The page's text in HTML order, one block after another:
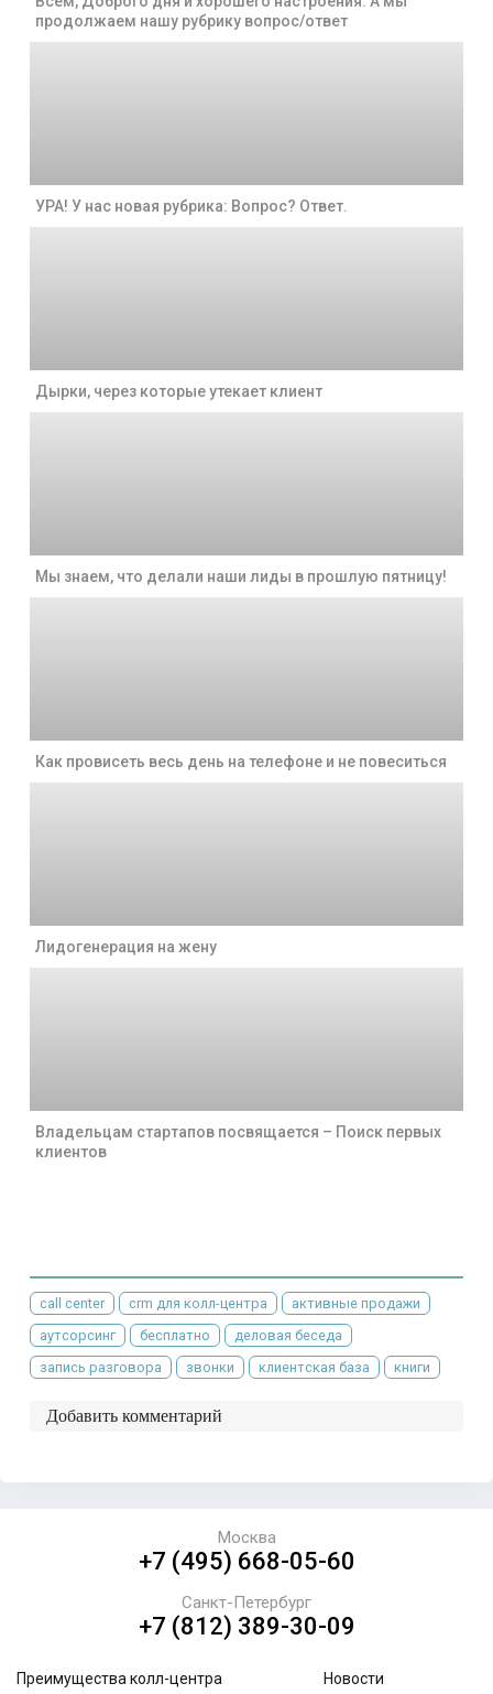
продолжаем нашу рубрику вопрос/ответ
УРА! У нас новая рубрика: Вопрос? Ответ.
Дырки, через которые утекает клиент
Мы знаем, что делали наши лиды в прошлую пятницу!
Как провисеть весь день на телефоне и не повеситься
Лидогенерация на жену
Владельцам стартапов посвящается – Поиск первых
клиентов
call center crm для колл-центра
активные продажи
аутсорсинг
бесплатно
деловая беседа
запись разговора
звонки клиентская база книги
Добавить комментарий
+7 (495) 668-05-60
Москва
+7 (812) 389-30-09
Санкт-Петербург
Преимущества колл-центра
Новости